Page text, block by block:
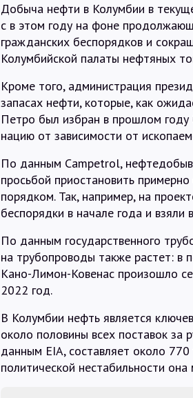
Добыча нефти в Колумбии в
с в этом году на фоне
гражданских беспорядков и
Колумбийской палаты нефтяных
Кроме того, администрация
запасах нефти, которые, как
Петро был избран в прошлом
нацию от зависимости от
По данным Campetrol,
просьбой приостановить
порядком. Так, например, на
беспорядки в начале года и взяли
По данным государственного
на трубопроводы также растет: в
Кано-Лимон-Ковенас произошло
2022 год.
В Колумбии нефть является
около половины всех поставок за
данным EIA, составляет около 770
политической нестабильности